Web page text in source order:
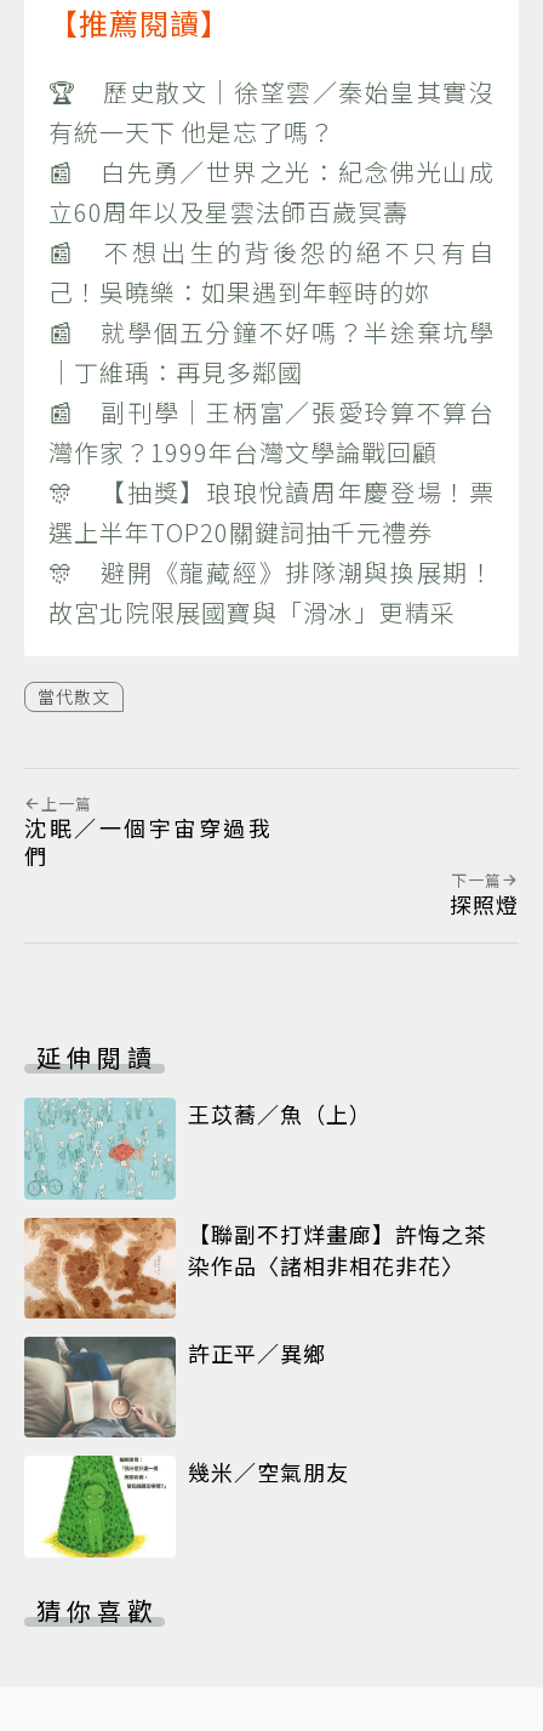
【推薦閱讀】
🏆 歷史散文｜徐望雲／秦始皇其實沒
有統一天下 他是忘了嗎？
📰 白先勇／世界之光：紀念佛光山成
立60周年以及星雲法師百歲冥壽
📰 不想出生的背後怨的絕不只有自
己！吳曉樂：如果遇到年輕時的妳
📰 就學個五分鐘不好嗎？半途棄坑學
｜丁維瑀：再見多鄰國
📰 副刊學｜王柄富／張愛玲算不算台
灣作家？1999年台灣文學論戰回顧
🎊 【抽獎】琅琅悅讀周年慶登場！票
選上半年TOP20關鍵詞抽千元禮券
🎊 避開《龍藏經》排隊潮與換展期！
故宮北院限展國寶與「滑冰」更精采
當代散文
上一篇
沈眠／一個宇宙穿過我
們
下一篇
探照燈
延伸閱讀
王苡蕎／魚（上）
【聯副不打烊畫廊】許悔之茶
染作品〈諸相非相花非花〉
許正平／異鄉
幾米／空氣朋友
猜你喜歡